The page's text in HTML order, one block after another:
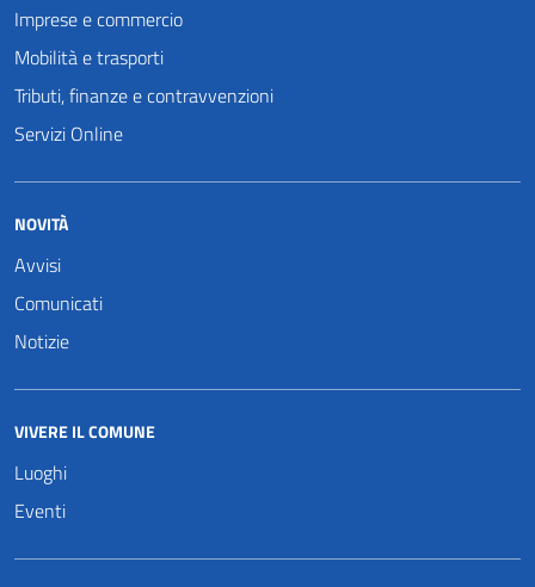
Imprese e commercio
Mobilità e trasporti
Tributi, finanze e contravvenzioni
Servizi Online
NOVITÀ
Avvisi
Comunicati
Notizie
VIVERE IL COMUNE
Luoghi
Eventi